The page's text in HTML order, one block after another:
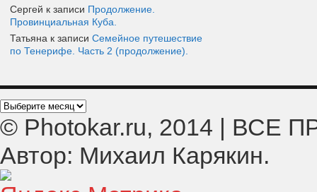
Сергей к записи Продолжение.
Провинциальная Куба.
Татьяна к записи Семейное путешествие
по Тенерифе. Часть 2 (продолжение).
© Photokar.ru, 2014 |
Автор: Михаил Карякин.